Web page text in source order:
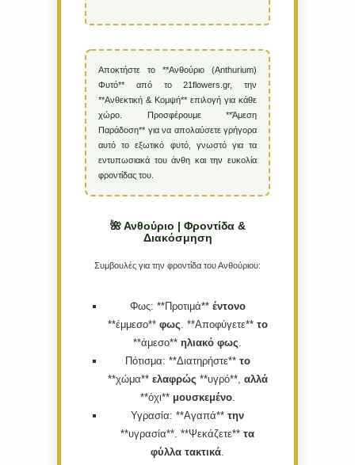
Αποκτήστε το **Ανθούριο (Anthurium)
Φυτό** από το 21flowers.gr, την
**Ανθεκτική & Κομψή** επιλογή για κάθε
χώρο. Προσφέρουμε **Άμεση
Παράδοση** για να απολαύσετε γρήγορα
αυτό το εξωτικό φυτό, γνωστό για τα
εντυπωσιακά του άνθη και την ευκολία
φροντίδας του.
🌺 Ανθούριο | Φροντίδα &
Διακόσμηση
Συμβουλές για την φροντίδα του Ανθούριου:
Φως: **Προτιμά** έντονο
**έμμεσο** φως. **Αποφύγετε** το
**άμεσο** ηλιακό φως.
Πότισμα: **Διατηρήστε** το
**χώμα** ελαφρώς **υγρό**, αλλά
**όχι** μουσκεμένο.
Υγρασία: **Αγαπά** την
**υγρασία**. **Ψεκάζετε** τα
φύλλα τακτικά.